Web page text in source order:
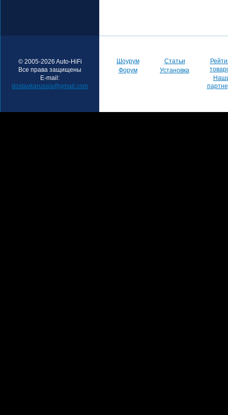
© 2005-2026 Auto-HiFi
Все права защищены
E-mail:
dostavkarussia@gmail.com
Шоурум
Форум
Статьи
Установка